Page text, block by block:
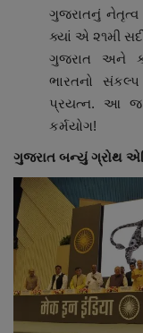
ગુજરાતનું નેતૃત્વ
ક્યાં એ ૨૧મી
ગુજરાત અને
ભારતનો
પ્રયત્ન. આ જ
કર્મયોગ!
ગુજરાત બન્યું ગ્રોથ